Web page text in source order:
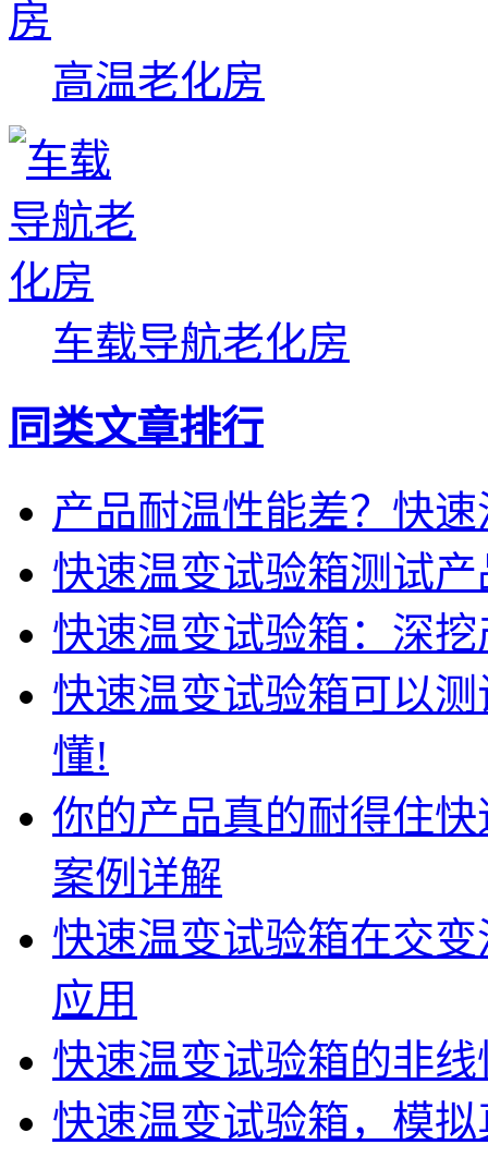
高温老化房
车载导航老化房
同类文章排行
产品耐温性能差？快
快速温变试验箱测试
快速温变试验箱：深
快速温变试验箱可以
懂!
你的产品真的耐得住
案例详解
快速温变试验箱在交
应用
快速温变试验箱的非
快速温变试验箱，模